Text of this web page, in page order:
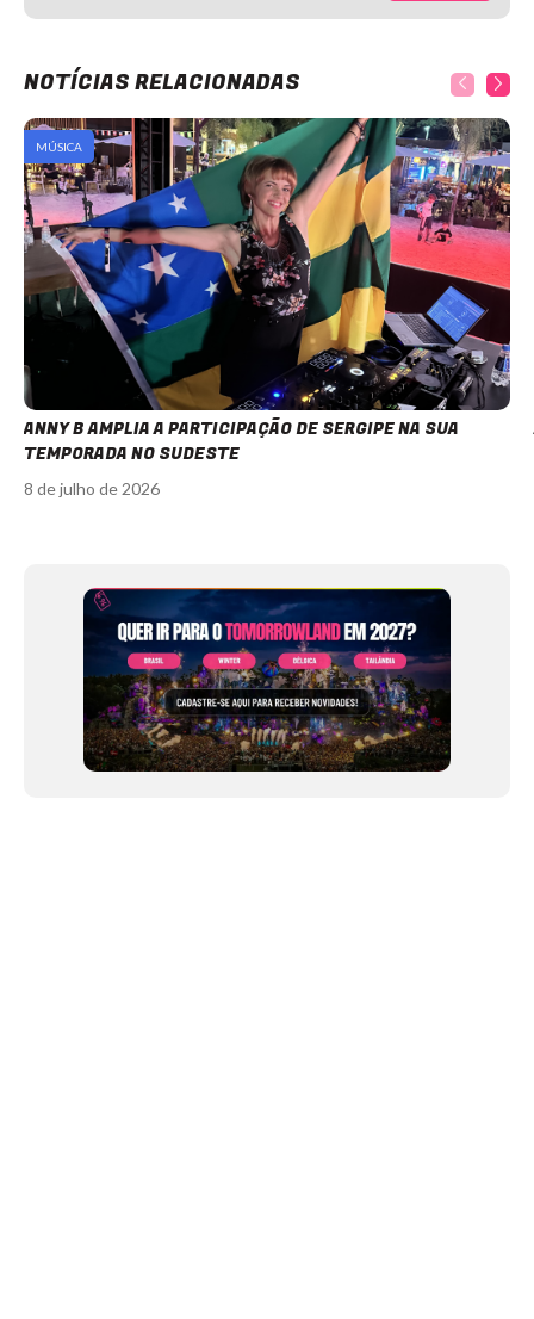
NOTÍCIAS RELACIONADAS
MÚSICA
ANNY B AMPLIA A PARTICIPAÇÃO DE SERGIPE NA SUA
TEMPORADA NO SUDESTE
8 de julho de 2026